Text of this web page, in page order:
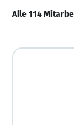
Alle 114